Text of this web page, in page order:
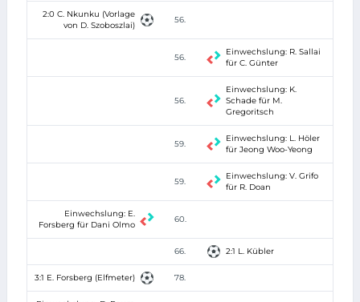
2:0 C. Nkunku (Vorlage
von D. Szoboszlai)
56.
56.
Einwechslung: R. Sallai
für C. Günter
56.
Einwechslung: K.
Schade für M.
Gregoritsch
59.
Einwechslung: L. Höler
für Jeong Woo-Yeong
59.
Einwechslung: V. Grifo
für R. Doan
Einwechslung: E.
Forsberg für Dani Olmo
60.
66. 2:1 L. Kübler
3:1 E. Forsberg (Elfmeter) 78.